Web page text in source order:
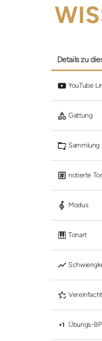
Details zu
YouTube
Gattung
Sammlung
notierte
Modus
Tonart
Übungs-